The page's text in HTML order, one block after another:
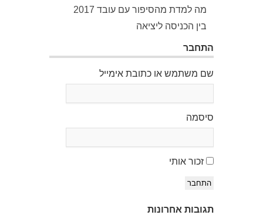
מה למדת מהסיפור עם עובד 2017
בין הכניסה ליציאה
התחבר
שם משתמש או כתובת אימייל
סיסמה
זכור אותי
התחבר
תגובות אחרונות